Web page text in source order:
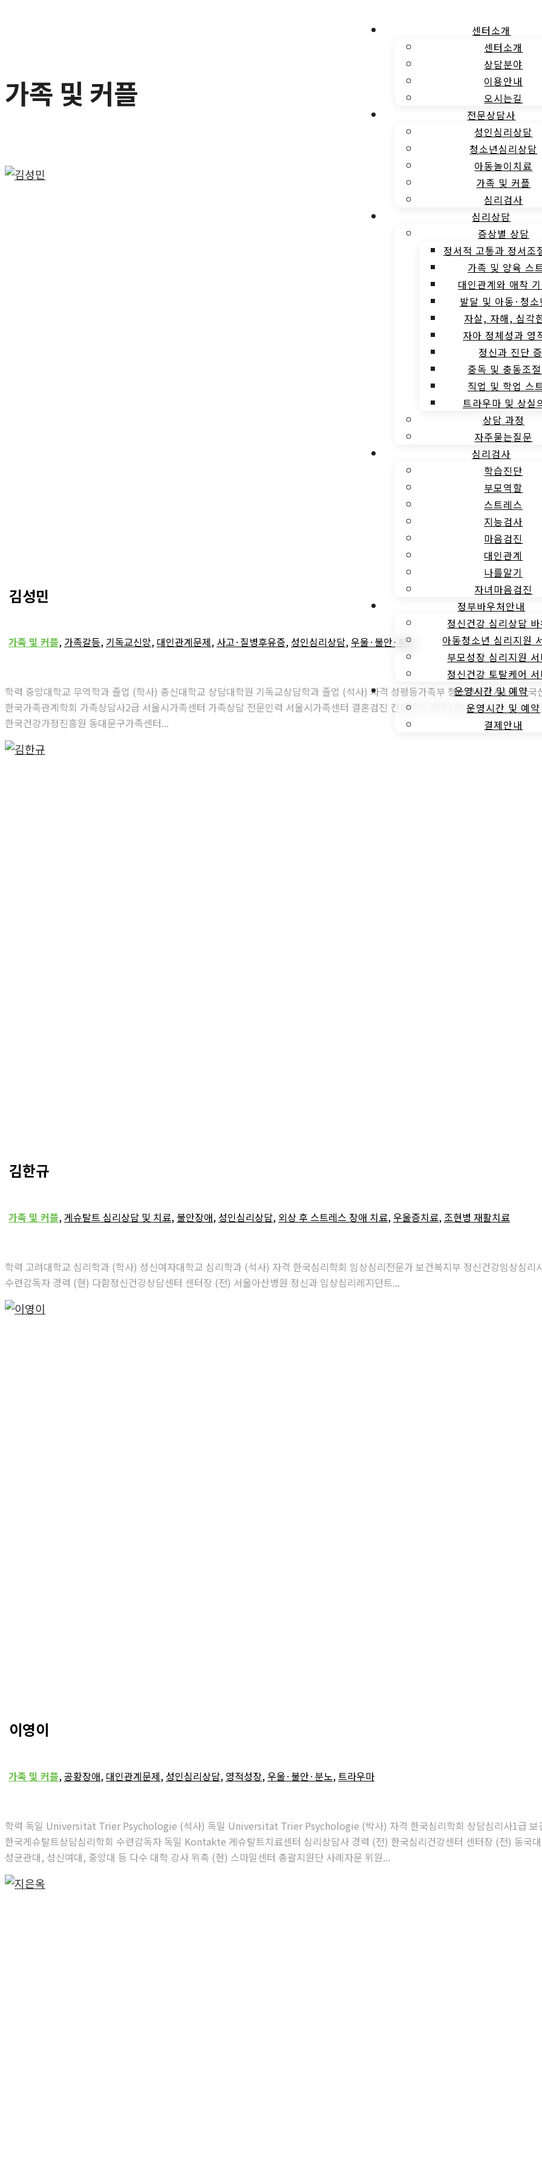
센터소개
센터소개
상담분야
이용안내
오시는길
전문상담사
성인심리상담
청소년심리상담
아동놀이치료
가족 및 커플
심리검사
심리상담
증상별 상담
정서적 고통과 정서조
가족 및 양육 스
대인관계와 애착
발달 및 아동·청소
자살, 자해, 심각
자아 정체성과 영
정신과 진단
중독 및 충동조
직업 및 학업 스
트라우마 및 상실
상담 과정
자주묻는질문
심리검사
학습진단
부모역할
스트레스
지능검사
마음검진
대인관계
나를알기
자녀마음검진
정부바우처안내
정신건강 심리상담 바
아동청소년 심리지원
부모성장 심리지원 서
정신건강 토탈케어 서
운영시간 및 예약
운영시간 및 예약
결제안내
가족 및 커플
김성민
가족 및 커플, 가족갈등, 기독교신앙, 대인관계문제, 사고·질병후유증,성인심리상담, 우울·불안·분노
학력 중앙대학교 무역학과 졸업 (학사) 총신대학교 상담대학원 기독교상담학과 졸업 (석사) 자격 성평등가족부 청소년상담사1급 한국
한국가족관계학회 가족상담사2급 서울시가족센터 가족상담 전문인력 서울시가족센터 결혼검진 컨설턴트 경력 (현) 강북인터넷중독
한국건강가정진흥원 동대문구가족센터...
김한규
가족 및 커플, 게슈탈트 심리상담 및 치료, 불안장애, 성인심리상담, 외상 후 스트레스 장애 치료, 우울증치료, 조현병 재활치료
학력 고려대학교 심리학과 (학사) 성신여자대학교 심리학과 (석사) 자격 한국심리학회 임상심리전문가 보건복지부 정신건강임상심리
수련감독자 경력 (현) 다함정신건강상담센터 센터장 (전) 서울아산병원 정신과 임상심리레지던트...
이영이
가족 및 커플,공황장애, 대인관계문제,성인심리상담, 영적성장, 우울·불안·분노,트라우마
학력 독일 Universität Trier Psychologie (석사) 독일 Universität Trier Psychologie (박사) 자격 한국심리학회 상담심리사1급 보
한국게슈탈트상담심리학회 수련감독자 독일 Kontakte 게슈탈트치료센터 심리상담사 경력 (전) 한국심리건강센터 센터장 (전) 동국
성균관대, 성신여대, 중앙대 등 다수 대학 강사 위촉 (현) 스마일센터 총괄지원단 사례자문 위원...